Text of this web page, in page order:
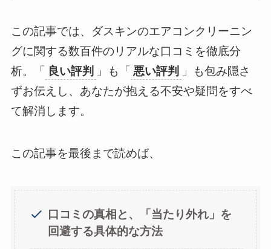
この記事では、ダスキンのエアコンクリーニン
グに関する数百件のリアルな口コミを徹底分
析。「 良い評判 」も「 悪い評判
」も包み隠さ
ずお伝えし、あなたが抱える不安や疑問をすべ
て解消します。
この記事を最後まで読めば、
口コミの真相と、「当たり外れ」を
回避する具体的な方法